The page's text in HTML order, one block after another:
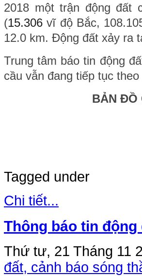
2018 một trận động
(15.306vĩ độ Bắc,
12.0 km. Động đất xảy ra
Trung tâm báo tin động
cầu vẫn đang tiếp tục
BẢN ĐỒ
Tagged under
Chi tiết...
Thông báo tin động
Thứ tư, 21 Tháng 11
đất, cảnh báo sóng